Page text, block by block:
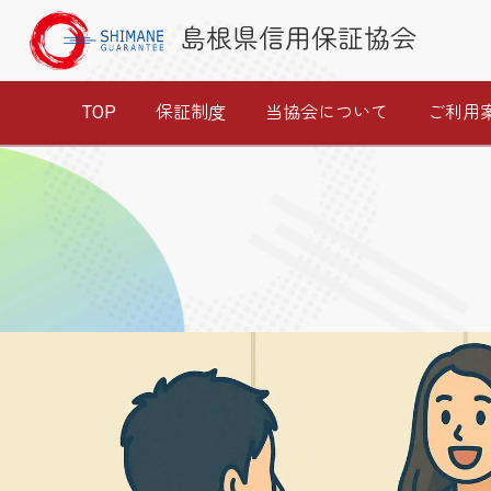
島根県信用保証協会
TOP 保証制度 当協会について ご利用